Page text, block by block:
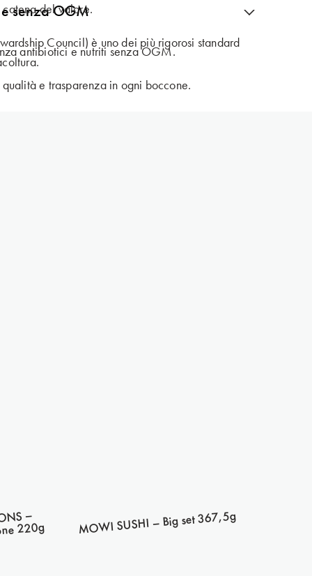
al 92% in PET riciclato e sono
del valore.
Council) è uno dei più rigorosi standard
senza OGM
antibiotici e nutriti senza OGM.
e trasparenza in ogni boccone.
–
220g MOWI SUSHI – Big set 367,5g